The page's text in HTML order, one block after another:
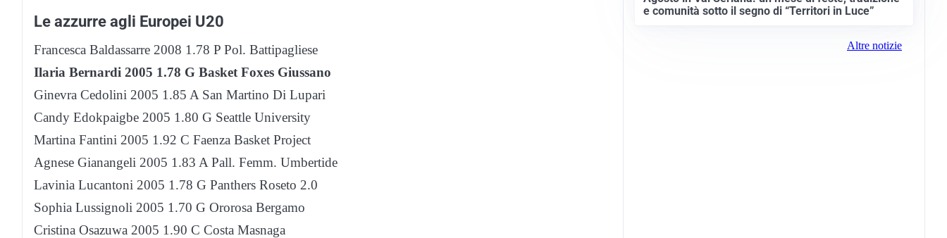
Le azzurre agli Europei U20
Francesca Baldassarre 2008 1.78 P Pol. Battipagliese
Ilaria Bernardi 2005 1.78 G Basket Foxes Giussano
Ginevra Cedolini 2005 1.85 A San Martino Di Lupari
Candy Edokpaigbe 2005 1.80 G Seattle University
Martina Fantini 2005 1.92 C Faenza Basket Project
Agnese Gianangeli 2005 1.83 A Pall. Femm. Umbertide
Lavinia Lucantoni 2005 1.78 G Panthers Roseto 2.0
Sophia Lussignoli 2005 1.70 G Ororosa Bergamo
Cristina Osazuwa 2005 1.90 C Costa Masnaga
e comunità sotto il segno di “Territori in Luce”
Altre notizie